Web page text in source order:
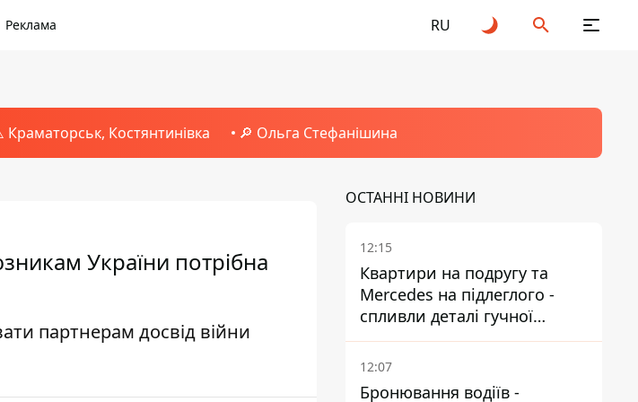
Реклама RU
Краматорськ, Костянтинівка 🔎 Ольга Стефанішина
України потрібна
партнерам досвід війни
ОСТАННІ НОВИНИ
12:15
Квартири на подругу та
Mercedes на підлеглого -
спливли деталі гучної
справи НАБУ проти
Стефанішиної
12:07
Бронювання водіїв -